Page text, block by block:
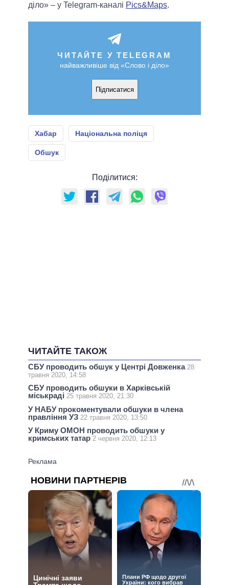
діло» – у Telegram-каналі Pics&Maps.
ЧИТАЙТЕ У TELEGRAM
найважливіше від «Слово і діло»
Підписатися
Хабар Національна поліця
Обшук
Поділитися:
ЧИТАЙТЕ ТАКОЖ
СБУ проводить обшук у Центрі Довженка 28
травня 2020, 14:58
СБУ проводить обшуки в Харківській
міськраді 25 травня 2020, 21:30
У НАБУ прокоментували обшуки в члена
правління УЗ 22 травня 2020, 13:50
У Криму ОМОН проводить обшуки у
кримських татар 2 червня 2020, 12:13